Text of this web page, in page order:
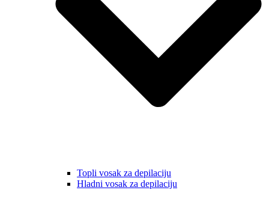
Topli vosak za depilaciju
Hladni vosak za depilaciju